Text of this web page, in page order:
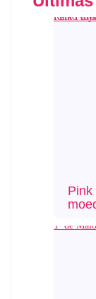
Pink Floyd é homenageado em moedas oficiais do
Pink
1º de